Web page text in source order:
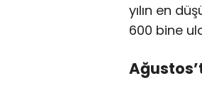
yılın en
600 bine